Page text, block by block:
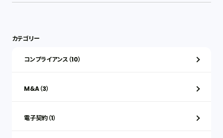
カテゴリー
コンプライアンス（10）
M&A（3）
電子契約（1）